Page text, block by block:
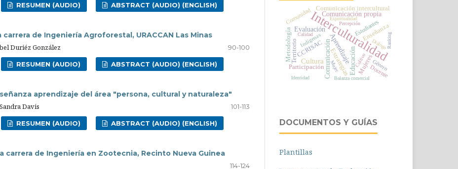
RESUMEN (AUDIO) ABSTRACT (AUDIO) (ENGLISH)
de Ingeniería Agroforestal, URACCAN Las Minas
Duriéz González
90-100
RESUMEN (AUDIO) ABSTRACT (AUDIO) (ENGLISH)
aprendizaje del área "persona, cultural y naturaleza"
Davis
101-113
RESUMEN (AUDIO) ABSTRACT (AUDIO) (ENGLISH)
de Ingeniería en Zootecnia, Recinto Nueva Guinea
114-124
Interculturalidad
Cultura Aprendizaje
Comunicación
Comunicación propia
Estrategias
Evaluación
Educación
Participación
Comunicación intercultural
CCRISAC
Metodología
Mujeres
Enseñanza
Territorio
Estudiantes
Docente
Comunidad
Género
Indígenas
Percepción
Espiritualidad
Mujer
Identidad
Cultivo
DiálogoRanking
Balanza comercial
Calidad
DOCUMENTOS Y GUÍAS
Plantillas